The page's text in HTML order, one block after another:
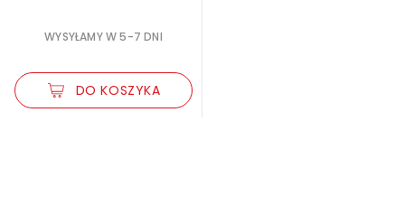
WYSYŁAMY W 5-7 DNI
DO KOSZYKA